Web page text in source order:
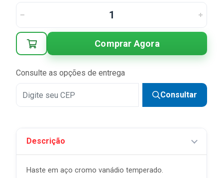
Comprar Agora
Consulte as opções de entrega
Consultar
Descrição
Haste em aço cromo vanádio temperado.